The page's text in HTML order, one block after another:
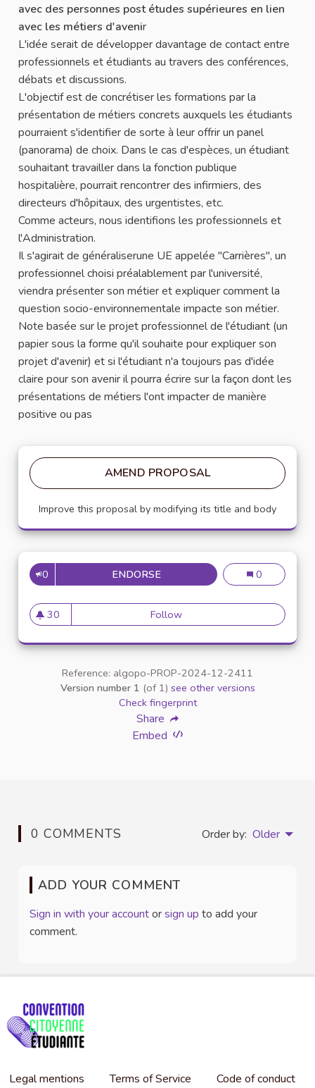
avec des personnes post études supérieures en lien
avec les métiers d'avenir
L'idée serait de développer davantage de contact entre
professionnels et étudiants au travers des conférences,
débats et discussions.
L'objectif est de concrétiser les formations par la
présentation de métiers concrets auxquels les étudiants
pourraient s'identifier de sorte à leur offrir un panel
(panorama) de choix. Dans le cas d'espèces, un étudiant
souhaitant travailler dans la fonction publique
hospitalière, pourrait rencontrer des infirmiers, des
directeurs d'hôpitaux, des urgentistes, etc.
Comme acteurs, nous identifions les professionnels et
l'Administration.
Il s'agirait de généraliserune UE appelée "Carrières", un
professionnel choisi préalablement par l'université,
viendra présenter son métier et expliquer comment la
question socio-environnementale impacte son métier.
Note basée sur le projet professionnel de l'étudiant (un
papier sous la forme qu'il souhaite pour expliquer son
projet d'avenir) et si l'étudiant n'a toujours pas d'idée
claire pour son avenir il pourra écrire sur la façon dont les
présentations de métiers l'ont impacter de manière
positive ou pas
AMEND PROPOSAL
Improve this proposal by modifying its title and body
0 ENDORSE DÉVELOPPER UN RÉSEAU
Développer
0
30
30 followers
FollowDévelopper un réseau des
Reference: algopo-PROP-2024-12-2411
Version number 1 (of 1) see other versions
Check fingerprint
Share
Embed
0 COMMENTS Order by: Older
ADD YOUR COMMENT
Sign in with your accountorsign up to add your
comment.
Legal mentions Terms of Service Code of conduct